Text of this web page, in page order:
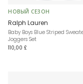
НОВЫЙ СЕЗОН
Ralph Lauren
Baby Boys Blue Striped
Joggers Set
110,00 £